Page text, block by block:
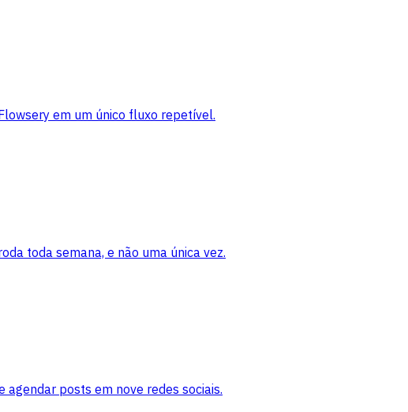
em um único fluxo repetível.
toda semana, e não uma única vez.
posts em nove redes sociais.